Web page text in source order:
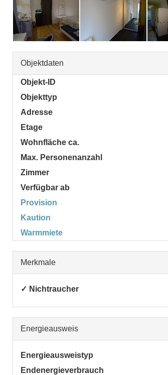
Objektdaten
Objekt-ID
Objekttyp
Adresse
Etage
Wohnfläche ca.
Max. Personenanzahl
Zimmer
Verfügbar ab
Provision
Kaution
Warmmiete
Merkmale
✓ Nichtraucher
Energieausweis
Energieausweistyp
Endenergie­verbrauch